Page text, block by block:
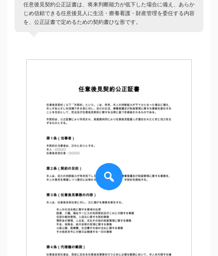
任意後見契約公正証書は、将来判断能力が低下した場合に備え、あらか
じめ信頼できる任意後見人に生活・療養看護・財産管理を委任する内容
を、公正証書で定めるための契約書ひな形です。